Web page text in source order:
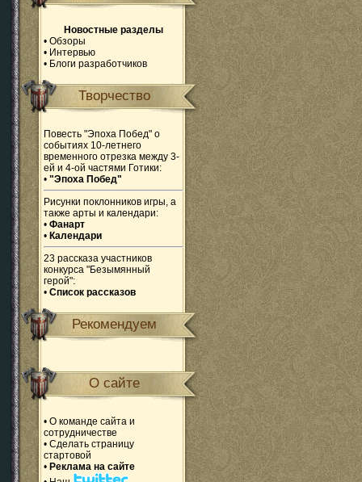
Новостные разделы
• Обзоры
• Интервью
• Блоги разработчиков
Творчество
Повесть "Эпоха Побед" о
событиях 10-летнего
временного отрезка между 3-
ей и 4-ой частями Готики:
• "Эпоха Побед"
Рисунки поклонников игры, а
также арты и календари:
• Фанарт
• Календари
23 рассказа участников
конкурса "Безымянный
герой":
• Список рассказов
Рекомендуем
О сайте
• О команде сайта и
сотрудничестве
• Сделать страницу
стартовой
• Реклама на сайте